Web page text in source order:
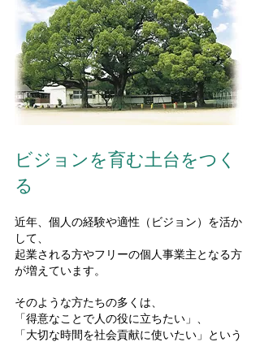
ビジョンを育む土台をつく
る
近年、個人の経験や適性（ビジョン）を活か
して、
起業される方やフリーの個人事業主となる方
が増えています。
そのような方たちの多くは、
「得意なことで人の役に立ちたい」、
「大切な時間を社会貢献に使いたい」という